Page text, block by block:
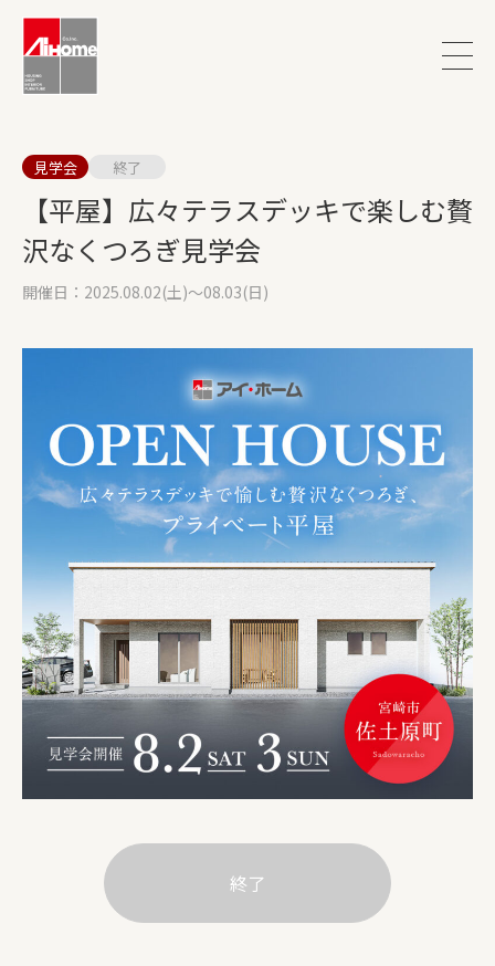
見学会 終了
【平屋】広々テラスデッキで楽しむ贅
沢なくつろぎ見学会
開催日：2025.08.02(土)～08.03(日)
終了